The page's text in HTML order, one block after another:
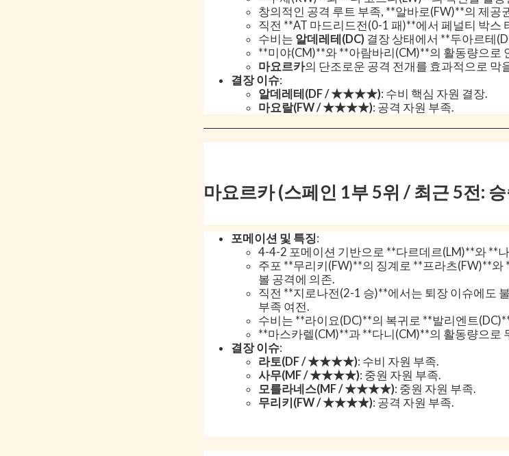
창의적인 공격 루트 부족, **알바로(FW)**의 제공
직전 **AT 마드리드전(0-1 패)**에서 페널티 박스
수비는 알데레테(DC) 결장 상태에서 **두아르테
**미야(CM)**와 **아람바리(CM)**의 활동량으로
마요르카의 단조로운 공격 전개를 효과적으로 막
결장 이슈:
알데레테(DF / ★★★★): 수비 핵심 자원 결장.
마요랄(FW / ★★★★): 공격 자원 부족.
마요르카 (스페인 1부 5위 / 최근 5전:
포메이션 및 특징:
4-4-2 포메이션 기반으로 **다르데르(LM)**와 **
주포 **무리키(FW)**의 징계로 **프라츠(FW)**와
볼 공격에 의존.
직전 **지로나전(2-1 승)**에서는 퇴장 이슈에도
부족 여전.
수비는 **라이요(DC)**의 복귀로 **발리엔트
**마스카렐(CM)**과 **다니(CM)**의 활동량으로
결장 이슈:
라토(DF / ★★★★): 수비 자원 부족.
사무(MF / ★★★★): 중원 자원 부족.
모를라네스(MF / ★★★★): 중원 자원 부족.
무리키(FW / ★★★★): 공격 자원 부족.